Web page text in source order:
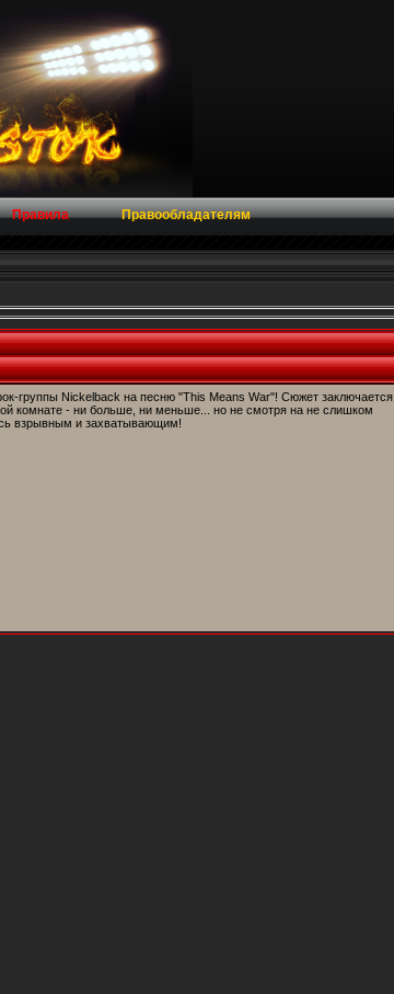
Правила Правообладателям
группы Nickelback на песню "This Means War"! Сюжет заключается
комнате - ни больше, ни меньше... но не смотря на не слишком
взрывным и захватывающим!